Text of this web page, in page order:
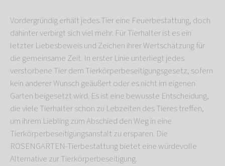
Vordergründig erhält jedes Tier eine Feuerbestattung, doch
dahinter verbirgt sich viel mehr. Für Tierhalter ist es ein
letzter Liebesbeweis und Zeichen ihrer Wertschätzung für
die gemeinsame Zeit. In erster Linie unterliegt jedes
verstorbene Tier dem Tierkörperbeseitigungsgesetz, sofern
kein anderer Wunsch geäußert oder es nicht im eigenen
Garten beigesetzt wird. Es ist eine bewusste Entscheidung,
die viele Tierhalter schon zu Lebzeiten des Tieres treffen,
um ihrem Liebling zum Abschied den Weg in eine
Tierkörperbeseitigungsanstalt zu ersparen. Die
ROSENGARTEN-Tierbestattung bietet eine würdevolle
Alternative zur Tierkörperbeseitigung.